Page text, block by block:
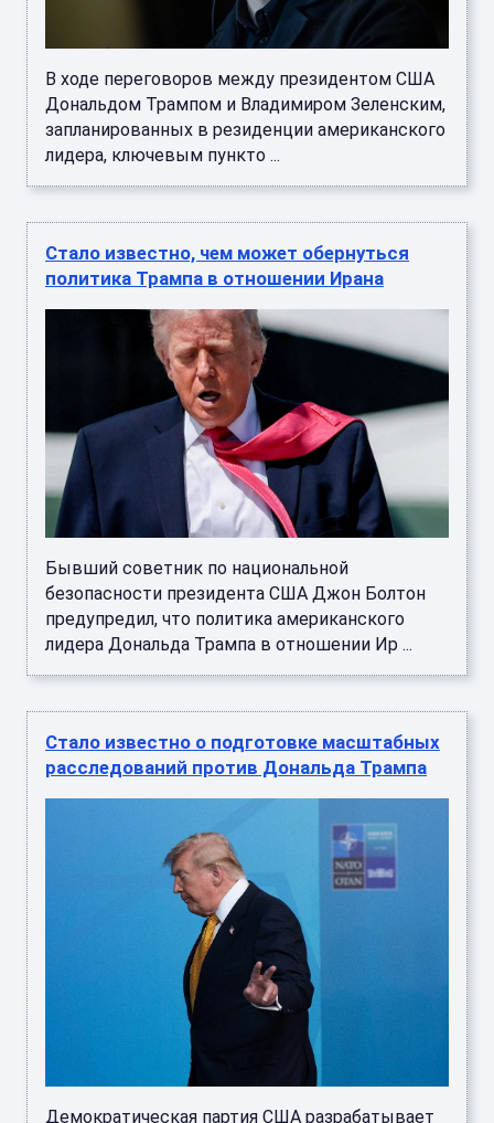
В ходе переговоров между президентом США
Дональдом Трампом и Владимиром Зеленским,
запланированных в резиденции американского
лидера, ключевым пункто ...
Стало известно, чем может обернуться
политика Трампа в отношении Ирана
Бывший советник по национальной
безопасности президента США Джон Болтон
предупредил, что политика американского
лидера Дональда Трампа в отношении Ир ...
Стало известно о подготовке масштабных
расследований против Дональда Трампа
Демократическая партия США разрабатывает